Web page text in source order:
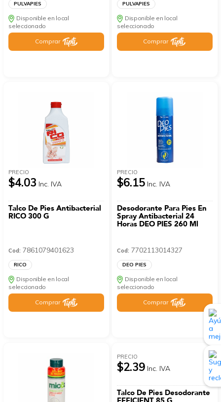
PULVAPIES
Disponible en local
seleccionado
Comprar
PULVAPIES
Disponible en local
seleccionado
Comprar
PRECIO
$4.03 Inc. IVA
Talco De Pies Antibacterial
RICO 300 G
Cod: 7861079401623
RICO
Disponible en local
seleccionado
Comprar
PRECIO
$6.15 Inc. IVA
Desodorante Para Pies En
Spray Antibacterial 24
Horas DEO PIES 260 Ml
Cod: 7702113014327
DEO PIES
Disponible en local
seleccionado
Comprar
PRECIO
$2.39 Inc. IVA
Talco De Pies Desodorante